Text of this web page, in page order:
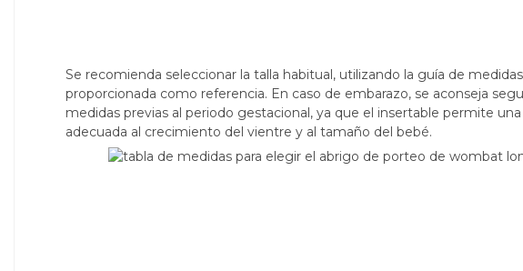
Se recomienda seleccionar la talla habitual, utilizando la guía de medidas
proporcionada como referencia. En caso de embarazo, se aconseja
medidas previas al periodo gestacional, ya que el insertable permite
adecuada al crecimiento del vientre y al tamaño del bebé.